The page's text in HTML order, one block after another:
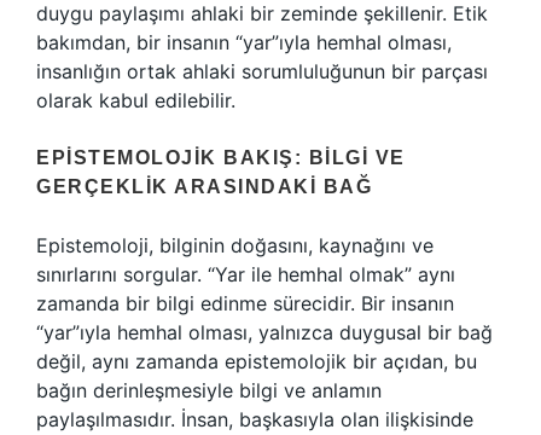
duygu paylaşımı ahlaki bir zeminde şekillenir. Etik
bakımdan, bir insanın “yar”ıyla hemhal olması,
insanlığın ortak ahlaki sorumluluğunun bir parçası
olarak kabul edilebilir.
EPISTEMOLOJIK BAKIŞ: BILGI VE
GERÇEKLIK ARASINDAKI BAĞ
Epistemoloji, bilginin doğasını, kaynağını ve
sınırlarını sorgular. “Yar ile hemhal olmak” aynı
zamanda bir bilgi edinme sürecidir. Bir insanın
“yar”ıyla hemhal olması, yalnızca duygusal bir bağ
değil, aynı zamanda epistemolojik bir açıdan, bu
bağın derinleşmesiyle bilgi ve anlamın
paylaşılmasıdır. İnsan, başkasıyla olan ilişkisinde